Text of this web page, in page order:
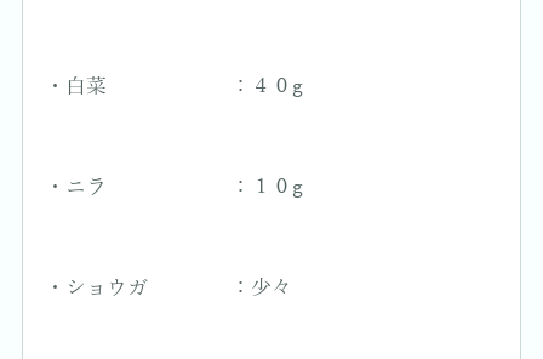
・白菜 ：４０g
・ニラ ：１０g
・ショウガ ：少々